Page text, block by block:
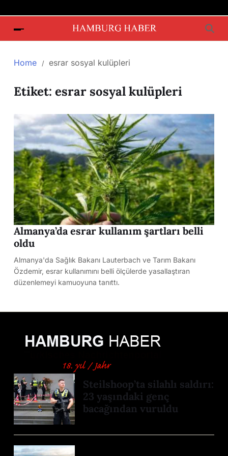
Home esrar sosyal kulüpleri
Etiket: esrar sosyal kulüpleri
Almanya’da esrar kullanım şartları belli
oldu
Almanya'da Sağlık Bakanı Lauterbach ve Tarım Bakanı
Özdemir, esrar kullanımını belli ölçülerde yasallaştıran
düzenlemeyi kamuoyuna tanıttı.
Steilshoop’ta silahlı saldırı:
23 yaşındaki genç
bacağından vuruldu